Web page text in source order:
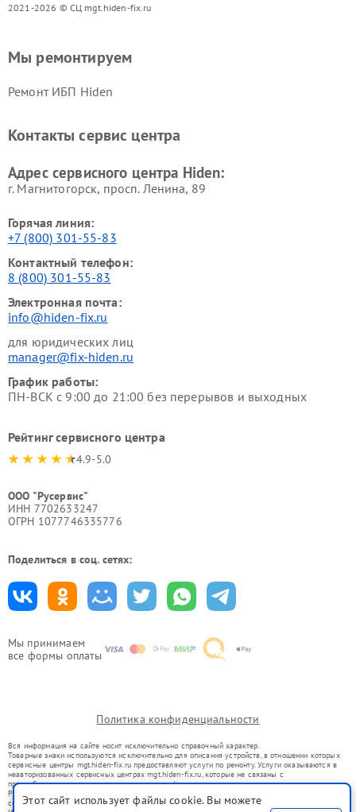
2021-2026 © СЦ mgt.hiden-fix.ru
Мы принимаем
все формы оплаты
Мы ремонтируем
Ремонт ИБП Hiden
Контакты сервис центра
Адрес сервисного центра Hiden:
г. Магнитогорск, просп. Ленина, 89
Горячая линия:
+7 (800) 301-55-83
Контактный телефон:
8 (800) 301-55-83
Электронная почта:
info@hiden-fix.ru
для юридических лиц
manager@fix-hiden.ru
График работы:
ПН-ВСК с 9:00 до 21:00 без перерывов и выходных
Рейтинг сервисного центра
4.9-5.0
ООО "Русервис"
ИНН 7702633247
ОГРН 1077746335776
Поделиться в соц. сетях:
Политика конфиденциальности
Вся информация на сайте носит исключительно справочный характер.
Товарные знаки используются исключительно для описания устройств, в отношении которых
сервисные центры mgt.hiden-fix.ru предоставляют услуги по ремонту. Услуги оказываются в
неавторизованных сервисных центрах mgt.hiden-fix.ru, которые не связаны с
правообладателями товарных знаков или их официальными представителями.
Ремонт осуществляется для устройств, уже введенных в гражданский оборот в соответствии
со статьей 1487 ГК РФ.
Этот сайт использует файлы cookie. Вы можете